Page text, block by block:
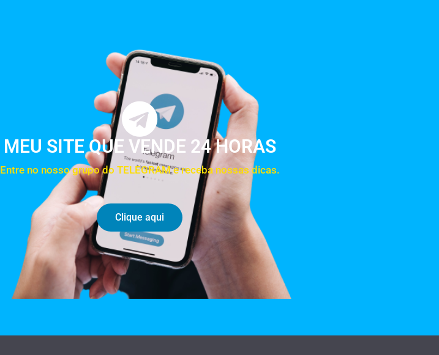
MEU SITE QUE VENDE 24 HORAS
Entre no nosso grupo do TELEGRAM e receba nossas dicas.
Clique aqui